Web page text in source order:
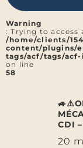
Warning
: Trying to access
/home/clients/
content/plugins/
tags/acf/tags/acf-
on line
58
CDI
20